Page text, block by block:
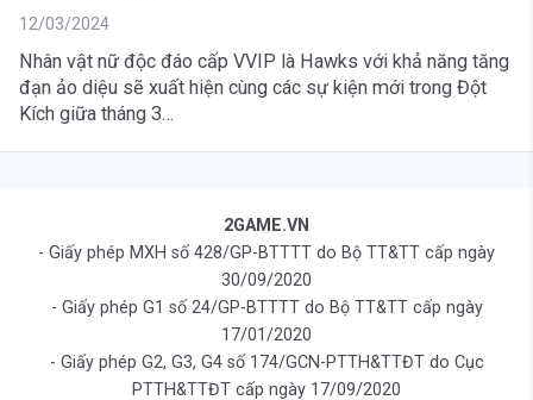
12/03/2024
Nhân vật nữ độc đáo cấp VVIP là Hawks với khả năng tăng
đạn ảo diệu sẽ xuất hiện cùng các sự kiện mới trong Đột
Kích giữa tháng 3…
2GAME.VN
- Giấy phép MXH số 428/GP-BTTTT do Bộ TT&TT cấp ngày
30/09/2020
- Giấy phép G1 số 24/GP-BTTTT do Bộ TT&TT cấp ngày
17/01/2020
- Giấy phép G2, G3, G4 số 174/GCN-PTTH&TTĐT do Cục
PTTH&TTĐT cấp ngày 17/09/2020